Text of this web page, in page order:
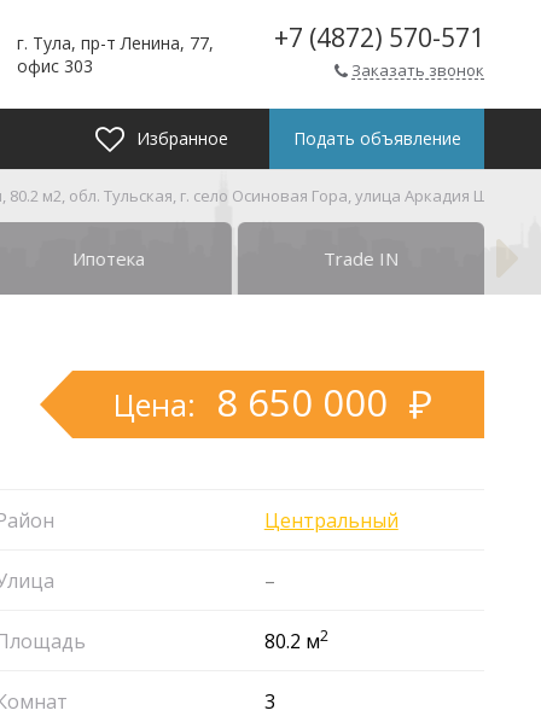
г. Тула, пр-т Ленина, 77,
офис 303
+7 (4872) 570-571
Заказать звонок
Избранное Подать объявление
м2, обл. Тульская, г. село Осиновая Гора, улица Аркадия
Ипотека Trade IN
Цена: 8 650 000
Центральный
–
80.2 м2
3